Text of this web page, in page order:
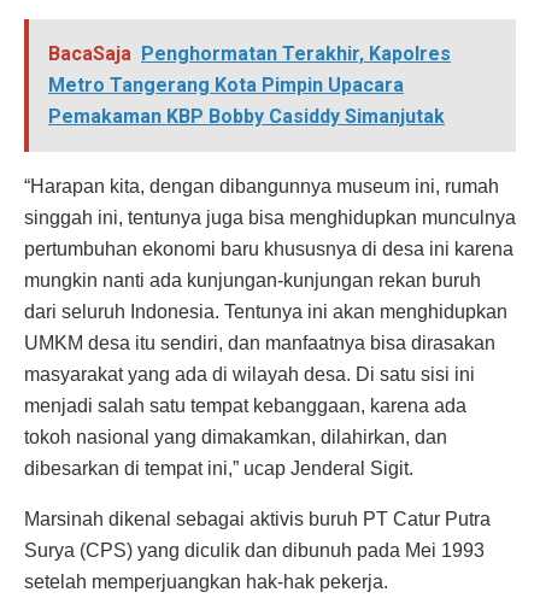
BacaSaja Penghormatan Terakhir, Kapolres
Metro Tangerang Kota Pimpin Upacara
Pemakaman KBP Bobby Casiddy Simanjutak
“Harapan kita, dengan dibangunnya museum ini, rumah
singgah ini, tentunya juga bisa menghidupkan munculnya
pertumbuhan ekonomi baru khususnya di desa ini karena
mungkin nanti ada kunjungan-kunjungan rekan buruh
dari seluruh Indonesia. Tentunya ini akan menghidupkan
UMKM desa itu sendiri, dan manfaatnya bisa dirasakan
masyarakat yang ada di wilayah desa. Di satu sisi ini
menjadi salah satu tempat kebanggaan, karena ada
tokoh nasional yang dimakamkan, dilahirkan, dan
dibesarkan di tempat ini,” ucap Jenderal Sigit.
Marsinah dikenal sebagai aktivis buruh PT Catur Putra
Surya (CPS) yang diculik dan dibunuh pada Mei 1993
setelah memperjuangkan hak-hak pekerja.